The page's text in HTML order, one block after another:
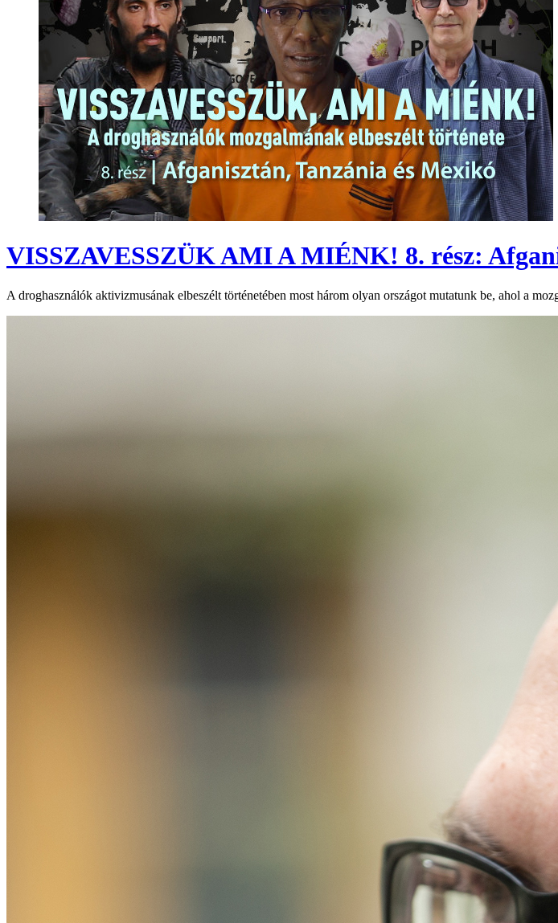
VISSZAVESSZÜK AMI A MIÉNK! 8. rész:
A droghasználók aktivizmusának elbeszélt történetében most három olyan országot mutatunk be, ahol a